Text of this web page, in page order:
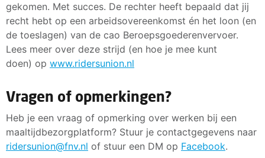
gekomen. Met succes. De rechter heeft bepaald dat jij
recht hebt op een arbeidsovereenkomst én het loon (en
de toeslagen) van de cao Beroepsgoederenvervoer.
Lees meer over deze strijd (en hoe je mee kunt
doen) op www.ridersunion.nl
Vragen of opmerkingen?
Heb je een vraag of opmerking over werken bij een
maaltijdbezorgplatform? Stuur je contactgegevens naar
ridersunion@fnv.nl of stuur een DM op Facebook.